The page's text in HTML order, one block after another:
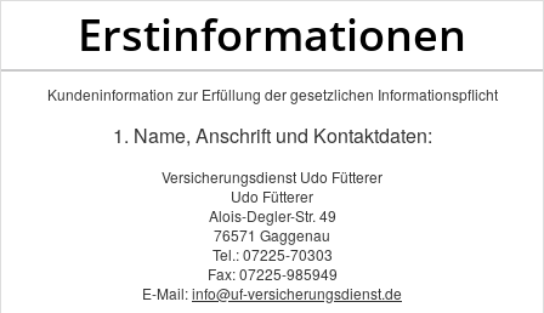
Sachverständige Versicherungsberatung durch den Versicherungsmakler
Erstinformationen
Kundeninformation zur Erfüllung der gesetzlichen Informationspflicht
1. Name, Anschrift und Kontaktdaten:
Versicherungsdienst Udo Fütterer
Udo Fütterer
Alois-Degler-Str. 49
76571 Gaggenau
Tel.: 07225-70303
Fax: 07225-985949
E-Mail:info@uf-versicherungsdienst.de